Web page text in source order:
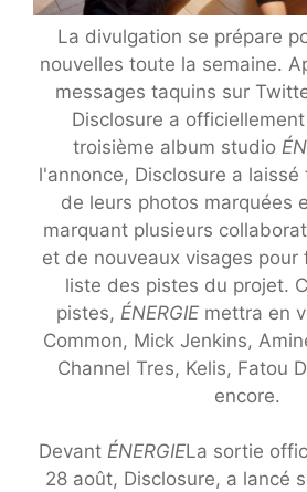
La divulgation se prépare
nouvelles toute la semaine.
messages taquins sur
Disclosure a
troisième album studio
l'annonce, Disclosure a
de leurs photos marquées
marquant plusieurs
et de nouveaux visages pour
liste des pistes du projet.
pistes, ÉNERGIE mettra en
Common, Mick Jenkins,
Channel Tres, Kelis, Fatou
encore.
Devant ÉNERGIELa sortie
28 août, Disclosure, a lancé